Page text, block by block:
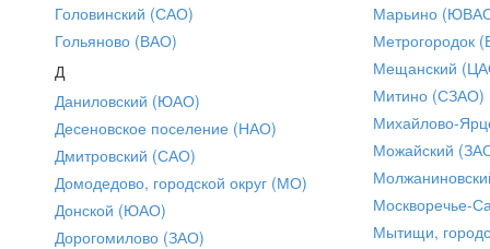
Головинский (САО)
Гольяново (ВАО)
Д
Даниловский (ЮАО)
Десеновское поселение (НАО)
Дмитровский (САО)
Домодедово, городской округ (МО)
Донской (ЮАО)
Дорогомилово (ЗАО)
Марьино
Метрогородок
Мещанский
Митино (СЗАО)
Михайлово-
Можайский
Москворечье-
Мытищи,